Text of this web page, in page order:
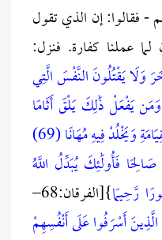
- فقالوا: إن الذي تقول
عملنا كفارة. فنزل:
وَلَا يَقْتُلُونَ النَّفْسَ الَّتِي
يَفْعَلْ ذَٰلِكَ يَلْقَ أَثَامًا
(68) يُضَاعَفْ لَهُ الْعَذَابُ يَوْمَ الْقِيَامَةِ وَيَخْلُدْ فِيهِ مُهَانًا (69)
فَأُولَٰئِكَ يُبَدِّلُ اللَّهُ
رَّحِيمًا
}[الفرقان:68–
أَسْرَفُوا عَلَى أَنْفُسِهِمْ